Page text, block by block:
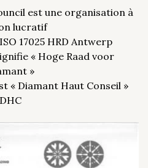
est une organisation à
lucratif
17025 HRD Antwerp
« Hoge Raad voor
»
« Diamant Haut Conseil »
DHC